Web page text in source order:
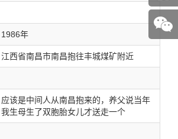
1986年
江西省南昌市南昌抱往丰城煤矿附近
应该是中间人从南昌抱来的，养父说当年
我生母生了双胞胎女儿才送走一个